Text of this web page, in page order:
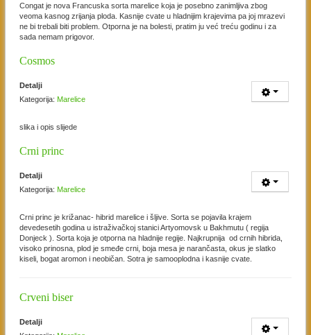
Congat je nova Francuska sorta marelice koja je posebno zanimljiva zbog
veoma kasnog zrijanja ploda. Kasnije cvate u hladnijim krajevima pa joj mrazevi
ne bi trebali biti problem. Otporna je na bolesti, pratim ju već treću godinu i za
sada nemam prigovor.
Cosmos
Detalji
Kategorija: Marelice
slika i opis slijede
Crni princ
Detalji
Kategorija: Marelice
Crni princ je križanac- hibrid marelice i šljive. Sorta se pojavila krajem
devedesetih godina u istraživačkoj stanici Artyomovsk u Bakhmutu ( regija
Donjeck ). Sorta koja je otporna na hladnije regije. Najkrupnija od crnih hibrida,
visoko prinosna, plod je smeđe crni, boja mesa je narančasta, okus je slatko
kiseli, bogat aromon i neobičan. Sotra je samooplodna i kasnije cvate.
Crveni biser
Detalji